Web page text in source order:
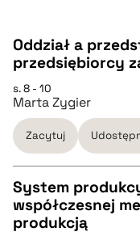
Oddział a
przedsiębiorcy
s. 8 - 10
Marta Zygier
Zacytuj
CZYSTY TEKST
System
współczesnej
produkcją